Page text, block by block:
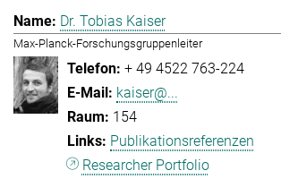
Dr. Tobias Kaiser
Max-Planck-Forschungsgruppenleiter
+ 49 4522 763-224
kaiser@...
154
Publikationsreferenzen
Researcher Portfolio